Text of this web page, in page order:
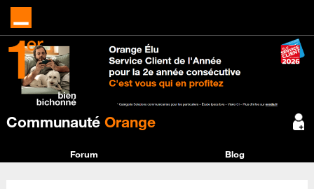
Communauté Orange
Forum Blog